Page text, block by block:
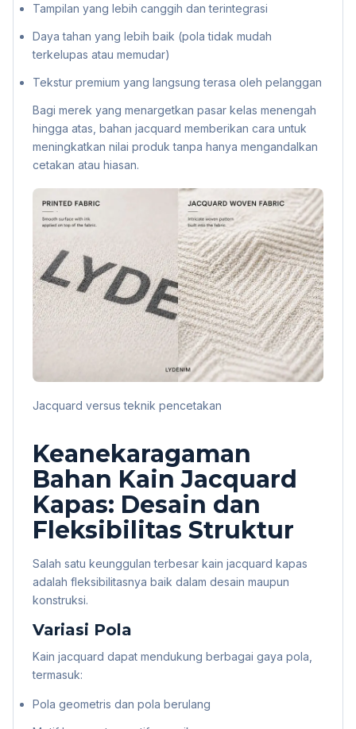
Tampilan yang lebih canggih dan terintegrasi
Daya tahan yang lebih baik (pola tidak mudah
terkelupas atau memudar)
Tekstur premium yang langsung terasa oleh pelanggan
Bagi merek yang menargetkan pasar kelas menengah
hingga atas, bahan jacquard memberikan cara untuk
meningkatkan nilai produk tanpa hanya mengandalkan
cetakan atau hiasan.
Jacquard versus teknik pencetakan
Keanekaragaman
Bahan Kain Jacquard
Kapas: Desain dan
Fleksibilitas Struktur
Salah satu keunggulan terbesar kain jacquard kapas
adalah fleksibilitasnya baik dalam desain maupun
konstruksi.
Variasi Pola
Kain jacquard dapat mendukung berbagai gaya pola,
termasuk:
Pola geometris dan pola berulang